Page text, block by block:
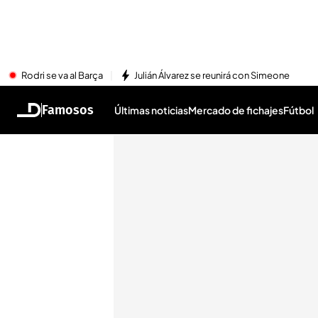
Rodri se va al Barça Julián Álvarez se reunirá con Simeone
Famosos Últimas noticiasMercado de fichajesFútbol